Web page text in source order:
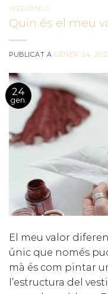
WEDDINGS
Quin és el meu
PUBLICAT AGENER 24,
24
gen.
El meu valor
únic que només
mà és com pintar
l’estructura del